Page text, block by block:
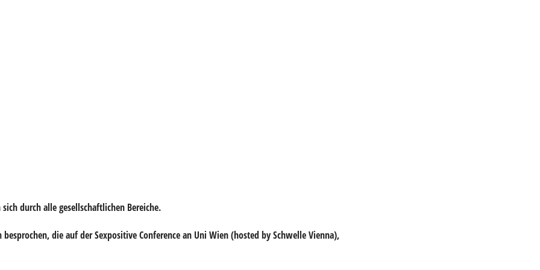
durch alle gesellschaftlichen Bereiche.
die auf der Sexpositive Conference an Uni Wien (hosted by Schwelle Vienna),